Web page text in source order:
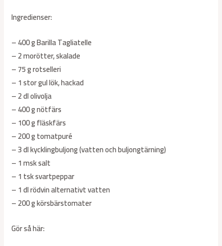
Ingredienser:
– 400 g Barilla Tagliatelle
– 2 morötter, skalade
– 75 g rotselleri
– 1 stor gul lök, hackad
– 2 dl olivolja
– 400 g nötfärs
– 100 g fläskfärs
– 200 g tomatpuré
– 3 dl kycklingbuljong (vatten och buljongtärning)
– 1 msk salt
– 1 tsk svartpeppar
– 1 dl rödvin alternativt vatten
– 200 g körsbärstomater
Gör så här: